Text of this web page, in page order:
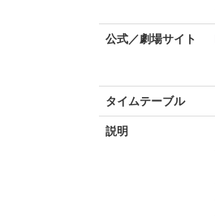
公式／劇場サイト
タイムテーブル
説明